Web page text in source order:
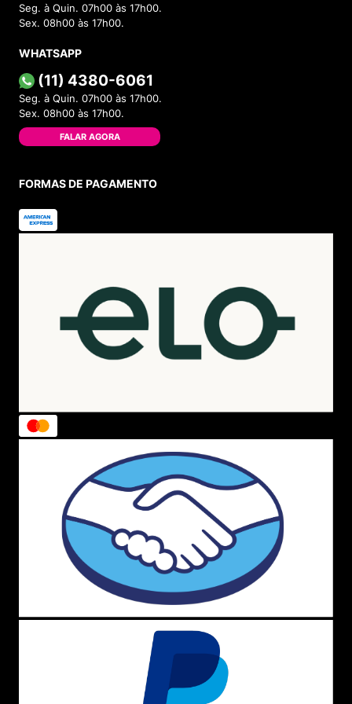
Seg. à Quin. 07h00 às 17h00.
Sex. 08h00 às 17h00.
WHATSAPP
(11) 4380-6061
Seg. à Quin. 07h00 às 17h00.
Sex. 08h00 às 17h00.
FALAR AGORA
FORMAS DE PAGAMENTO